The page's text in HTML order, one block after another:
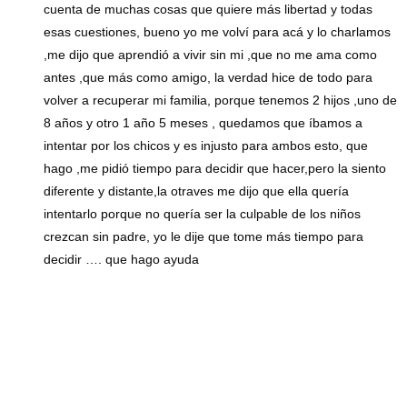
cuenta de muchas cosas que quiere más libertad y todas
esas cuestiones, bueno yo me volví para acá y lo charlamos
,me dijo que aprendió a vivir sin mi ,que no me ama como
antes ,que más como amigo, la verdad hice de todo para
volver a recuperar mi familia, porque tenemos 2 hijos ,uno de
8 años y otro 1 año 5 meses , quedamos que íbamos a
intentar por los chicos y es injusto para ambos esto, que
hago ,me pidió tiempo para decidir que hacer,pero la siento
diferente y distante,la otraves me dijo que ella quería
intentarlo porque no quería ser la culpable de los niños
crezcan sin padre, yo le dije que tome más tiempo para
decidir …. que hago ayuda